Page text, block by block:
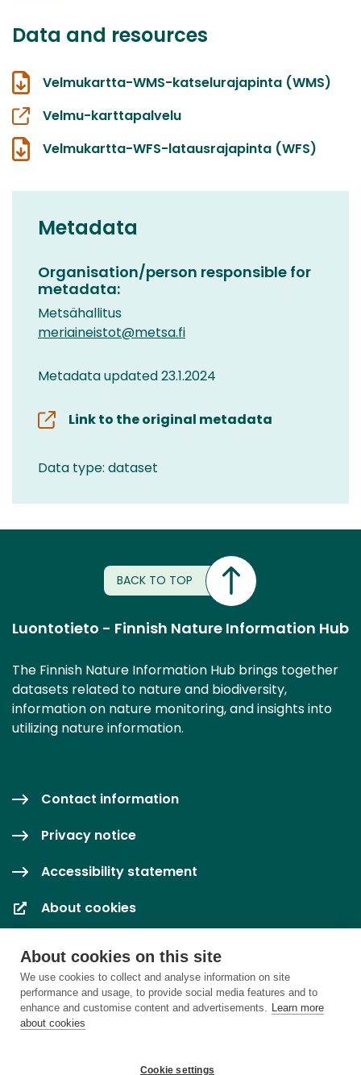
About cookies on this site
We use cookies to collect and analyse information on site
performance and usage, to provide social media features and to
enhance and customise content and advertisements. Learn more
about cookies
Cookie settings
Data and resources
Velmukartta-WMS-katselurajapinta (WMS)
Velmu-karttapalvelu
Velmukartta-WFS-latausrajapinta (WFS)
Metadata
Organisation/person responsible for
metadata:
Metsähallitus
meriaineistot@metsa.fi
Metadata updated 23.1.2024
Link to the original metadata
Data type: dataset
BACK TO TOP
Luontotieto - Finnish Nature Information Hub
The Finnish Nature Information Hub brings together
datasets related to nature and biodiversity,
information on nature monitoring, and insights into
utilizing nature information.
Contact information
Privacy notice
Accessibility statement
About cookies